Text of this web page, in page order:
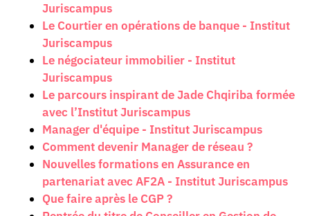
Juriscampus
Le Courtier en opérations de banque - Institut
Juriscampus
Le négociateur immobilier - Institut
Juriscampus
Le parcours inspirant de Jade Chqiriba formée
avec l’Institut Juriscampus
Manager d'équipe - Institut Juriscampus
Comment devenir Manager de réseau ?
Nouvelles formations en Assurance en
partenariat avec AF2A - Institut Juriscampus
Que faire après le CGP ?